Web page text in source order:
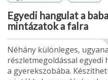
Egyedi hangulat a
mintázatok a falra
Néhány különleges,
részletmegoldással
a gyerekszobába.